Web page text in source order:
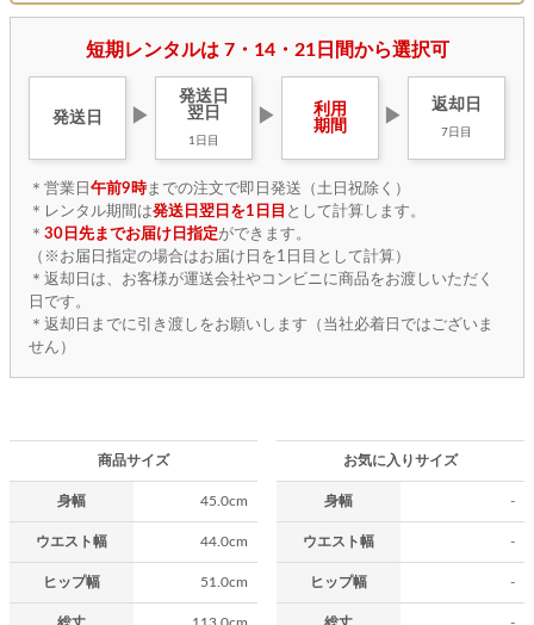
短期レンタルは 7・14・21日間から選択可
発送日 ▶
発送日
翌日
1日目
▶
利用
期間
▶
返却日
7日目
＊営業日 午前9時までの注文で即日発送（土日祝除く）
＊レンタル期間は発送日翌日を1日目 として計算します。
＊ 30日先までお届け日指定ができます。
（※お届日指定の場合はお届け日を1日目として計算）
＊返却日は、お客様が運送会社やコンビニに商品をお渡しいただく
日です。
＊返却日までに引き渡しをお願いします（当社必着日ではございま
せん）
商品サイズ
身幅 45.0cm
ウエスト幅 44.0cm
ヒップ幅 51.0cm
お気に入りサイズ
身幅 -
ウエスト幅 -
ヒップ幅 -